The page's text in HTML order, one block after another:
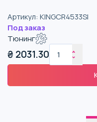
Артикул: KINGCR4533SI
Под заказ
Тюнинг
₴ 2031.30